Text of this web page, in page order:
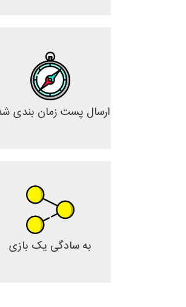
ارسال پست زمان بندی
به سادگی یک بازی